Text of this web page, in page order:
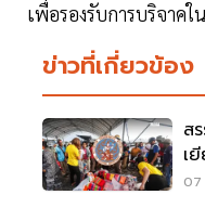
เพื่อรองรับการบริจาค
ข่าวที่เกี่ยวข้อง
ส
เ
07